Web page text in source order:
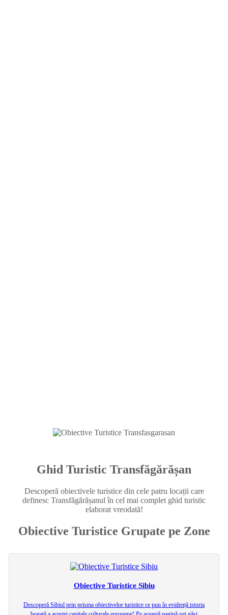
Ghid Turistic Transfăgărășan
Descoperă obiectivele turistice din cele patru locații care
definesc Transfăgărășanul în cel mai complet ghid turistic
elaborat vreodată!
Obiective Turistice Grupate pe Zone
Obiective Turistice Sibiu
Descoperă Sibiul prin prisma obiectivelor turistice ce pun în evidență istoria